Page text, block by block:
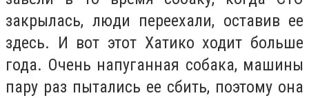
закрылась, люди переехали, оставив ее
здесь. И вот этот Хатико ходит больше
года. Очень напуганная собака, машины
пару раз пытались ее сбить, поэтому она